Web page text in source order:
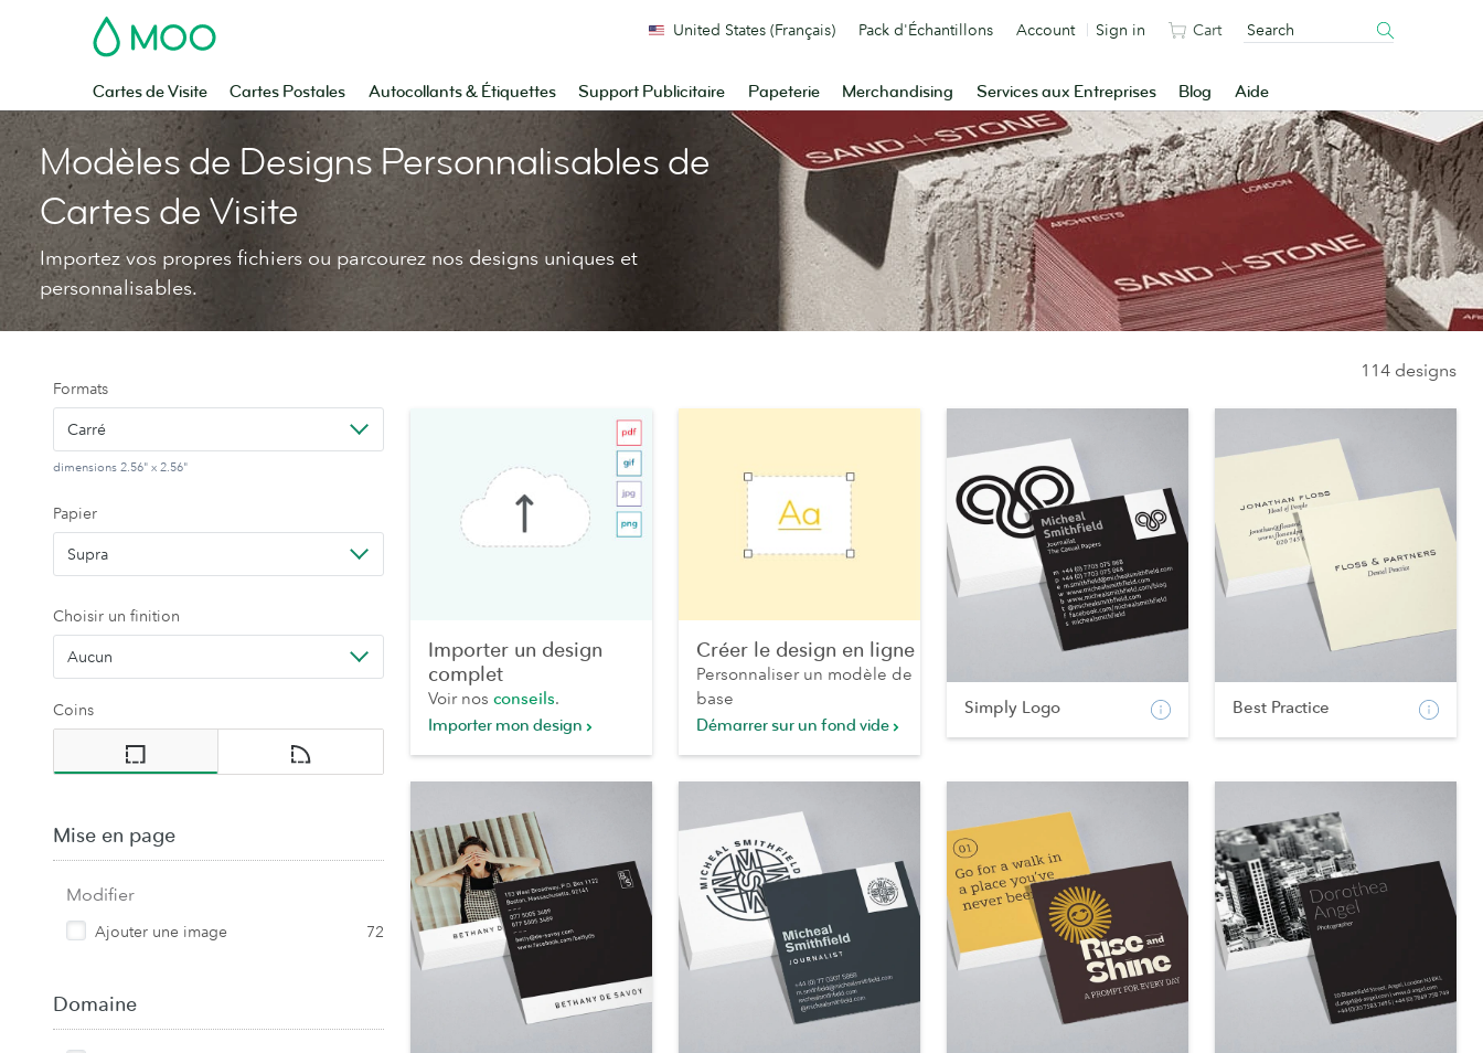
MOO
Cartes de Visite Cartes Postales Autocollants & Étiquettes Support Publicitaire Papeterie Merchandising Services aux Entreprises Blog Aide
United States (Français) Pack d'Échantillons Account Sign in Cart
Modèles de Designs Personnalisables de
Cartes de Visite
Importez vos propres fichiers ou parcourez nos designs uniques et
personnalisables.
Formats
Carré
dimensions 2.56" x 2.56"
Papier
Supra
Choisir un finition
Aucun
Coins
Mise en page
Modifier
Ajouter une image 72
Domaine
114 designs
Importer un design
complet
Voir nos conseils.
Importer mon design
Créer le design en ligne
Personnaliser un modèle de
base
Démarrer sur un fond vide
Simply Logo Best Practice